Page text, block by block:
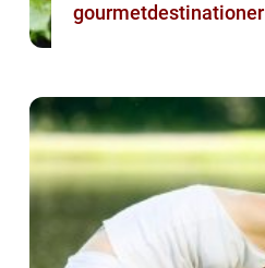
gourmetdestinationer